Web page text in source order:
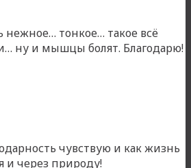
нежное… тонкое… такое всё
ну и мышцы болят. Благодарю!
чувствую и как жизнь
и через природу!